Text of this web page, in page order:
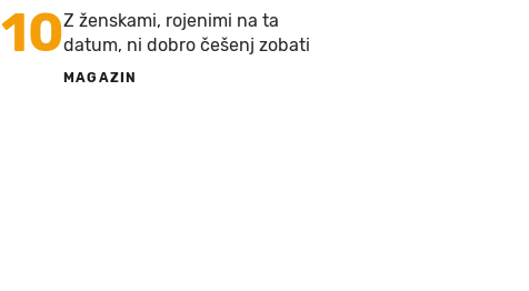
10Z ženskami, rojenimi na ta
datum, ni dobro češenj zobati
MAGAZIN